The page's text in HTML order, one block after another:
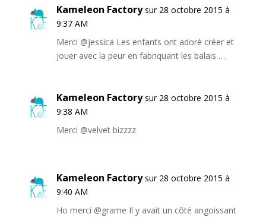
Kameleon Factory sur 28 octobre 2015 à
9:37 AM
Merci @jessica Les enfants ont adoré créer et
jouer avec la peur en fabriquant les balais …
Kameleon Factory sur 28 octobre 2015 à
9:38 AM
Merci @velvet bizzzz
Kameleon Factory sur 28 octobre 2015 à
9:40 AM
Ho merci @grame Il y avait un côté angoissant